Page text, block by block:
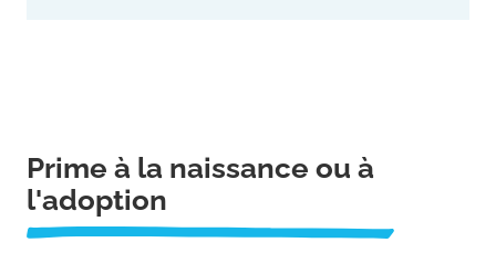
Prime à la naissance ou à
l'adoption